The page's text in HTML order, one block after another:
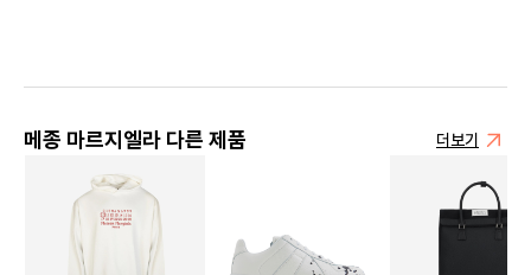
메종 마르지엘라 다른 제품 더보기